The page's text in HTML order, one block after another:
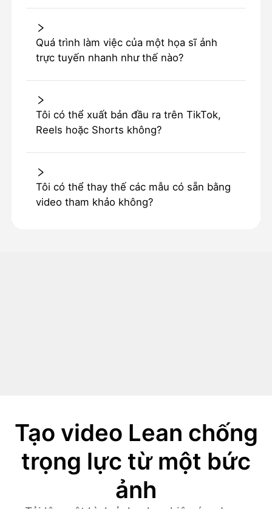
Quá trình làm việc của một họa sĩ ảnh
trực tuyến nhanh như thế nào?
Tôi có thể xuất bản đầu ra trên TikTok,
Reels hoặc Shorts không?
Tôi có thể thay thế các mẫu có sẵn bằng
video tham khảo không?
Tạo video Lean chống
trọng lực từ một bức
ảnh